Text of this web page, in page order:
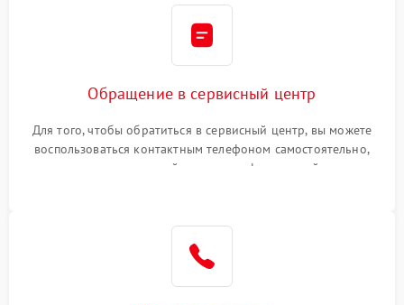
Обращение в сервисный центр
Для того, чтобы обратиться в сервисный центр, вы можете
воспользоваться контактным телефоном самостоятельно,
или оставить свой номер телефона на сайте